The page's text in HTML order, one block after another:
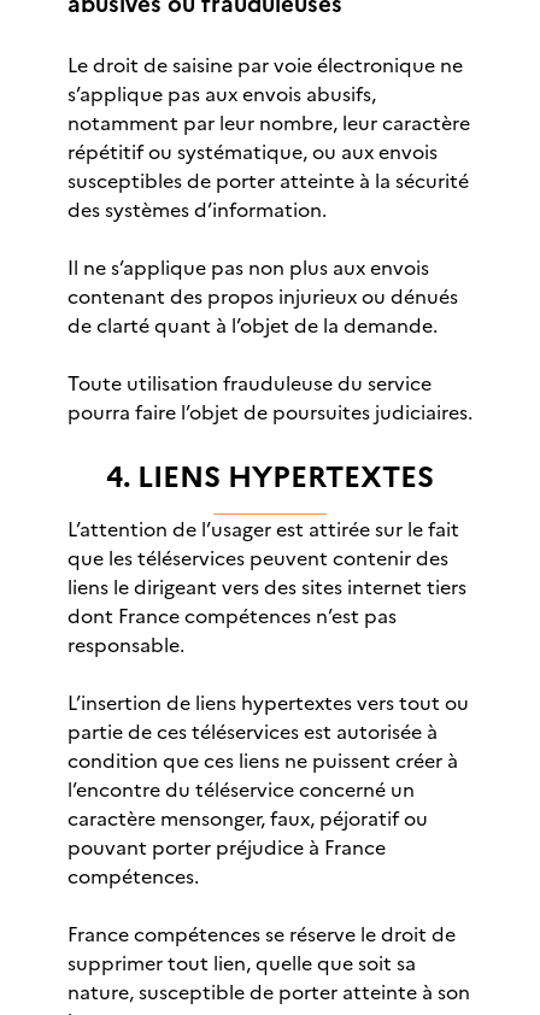
Le droit de saisine par voie électronique ne
s’applique pas aux envois abusifs,
notamment par leur nombre, leur caractère
répétitif ou systématique, ou aux envois
susceptibles de porter atteinte à la sécurité
des systèmes d’information.
Il ne s’applique pas non plus aux envois
contenant des propos injurieux ou dénués
de clarté quant à l’objet de la demande.
Toute utilisation frauduleuse du service
pourra faire l’objet de poursuites judiciaires.
4. LIENS HYPERTEXTES
L’attention de l’usager est attirée sur le fait
que les téléservices peuvent contenir des
liens le dirigeant vers des sites internet tiers
dont France compétences n’est pas
responsable.
L’insertion de liens hypertextes vers tout ou
partie de ces téléservices est autorisée à
condition que ces liens ne puissent créer à
l’encontre du téléservice concerné un
caractère mensonger, faux, péjoratif ou
pouvant porter préjudice à France
compétences.
France compétences se réserve le droit de
supprimer tout lien, quelle que soit sa
nature, susceptible de porter atteinte à son